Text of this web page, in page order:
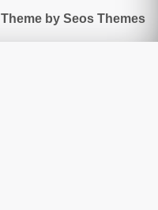
Theme by Seos Themes